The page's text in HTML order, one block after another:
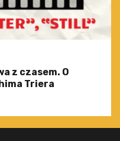
z czasem. O
Triera